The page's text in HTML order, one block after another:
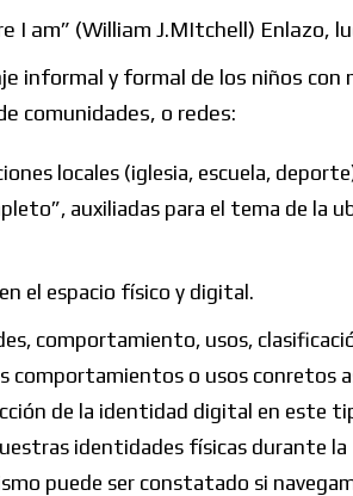
I am” (William J.MItchell) Enlazo,
informal y formal de los niños con
comunidades, o redes:
locales (iglesia, escuela,
auxiliadas para el tema de la
el espacio físico y digital.
comportamiento, usos,
comportamientos o usos conretos
de la identidad digital en este
identidades físicas durante la
puede ser constatado si